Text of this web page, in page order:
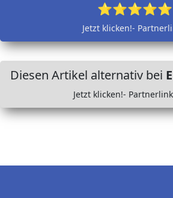
⭐⭐⭐⭐⭐
Jetzt klicken!-
Diesen Artikel alternativ bei
Jetzt klicken!-